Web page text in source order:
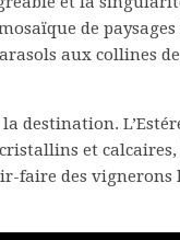
de
aux collines
destination.
et
faire des